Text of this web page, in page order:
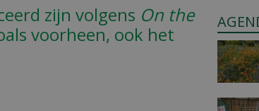
zijn volgens On the
voorheen, ook het